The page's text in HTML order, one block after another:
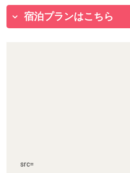
宿泊プランはこちら
src=